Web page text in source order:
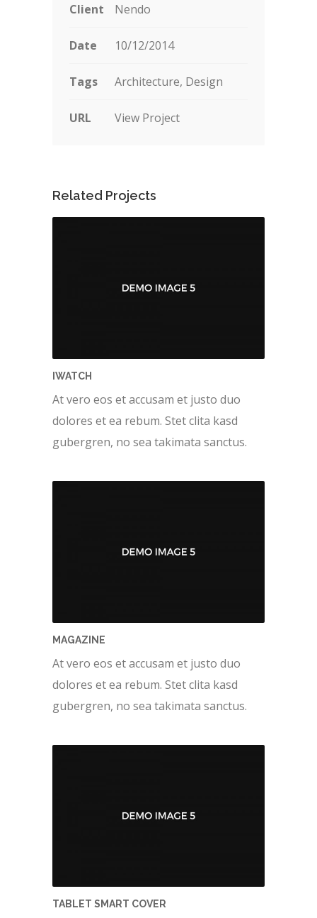
Client Nendo
Date 10/12/2014
Tags Architecture, Design
URL View Project
Related Projects
IWATCH
At vero eos et accusam et justo duo
dolores et ea rebum. Stet clita kasd
gubergren, no sea takimata sanctus.
MAGAZINE
At vero eos et accusam et justo duo
dolores et ea rebum. Stet clita kasd
gubergren, no sea takimata sanctus.
TABLET SMART COVER